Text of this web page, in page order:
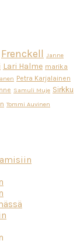
Frenckell
Janne
Lari Halme marika
Petra Karjalainen
Samuli Muje Sirkku
Tommi Auvinen